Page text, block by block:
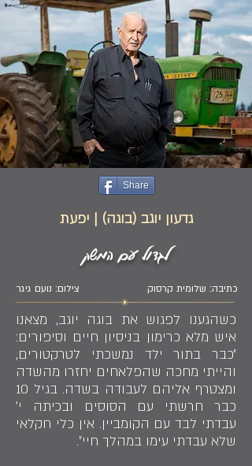
Share
גדעון יוגב (בוגה) | יפעת
לגדול עם המשק
צילום: נועם גיגר כתיבה: שלומית קרסוק
כשהגענו לפגוש את בוגה יוגב, מצאנו
איש מלא כרימון בניסיון חיים וסיפורים:
״כבר בתור ילד נמשכתי לטרקטורים,
והייתי מחכה שהפלאחים יחזרו מהשדה
ומצטרף אליהם לעבודה בשדה. בגיל 10
כבר חרשתי עם הסוסים ובכיתה י׳
עבדתי לבד עם הקומביין. אין כלי חקלאי
שלא עבדתי עימו במהלך חיי״.